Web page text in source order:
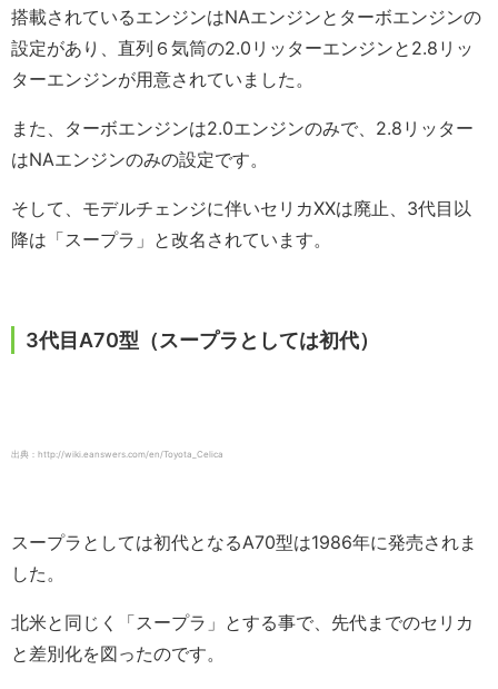
搭載されているエンジンはNAエンジンとターボエンジンの
設定があり、直列６気筒の2.0リッターエンジンと2.8リッ
ターエンジンが用意されていました。
また、ターボエンジンは2.0エンジンのみで、2.8リッター
はNAエンジンのみの設定です。
そして、モデルチェンジに伴いセリカXXは廃止、3代目以
降は「スープラ」と改名されています。
3代目A70型（スープラとしては初代）
出典：http://wiki.eanswers.com/en/Toyota_Celica
スープラとしては初代となるA70型は1986年に発売されま
した。
北米と同じく「スープラ」とする事で、先代までのセリカ
と差別化を図ったのです。